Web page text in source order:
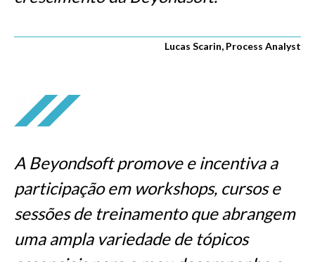
Lucas Scarin, Process Analyst
A Beyondsoft promove e incentiva a
participação em workshops, cursos e
sessões de treinamento que abrangem
uma ampla variedade de tópicos